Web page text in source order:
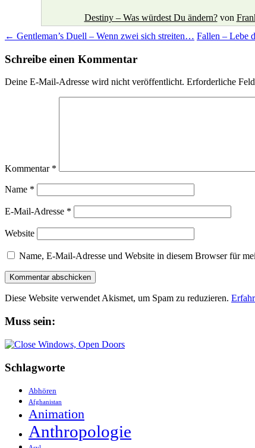
Destiny – Was würdest Du ändern?von
Beitragsnavigation
← Gentleman’s Duell – Wenn zwei sich streiten… Fallen – Lebe
Schreibe einen Kommentar
Deine E-Mail-Adresse wird nicht veröffentlicht. Erforderliche
Kommentar *
Name *
E-Mail-Adresse *
Website
Name, E-Mail-Adresse und Website in diesem Browser für
Diese Website verwendet Akismet, um Spam zu reduzieren.
Muss sein:
Schlagworte
Abhören
Afghanistan
Animation
Anthropologie